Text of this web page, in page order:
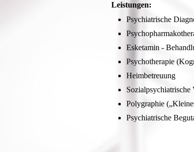
Leistungen:
Psychiatrische
Esketamin -
Psychotherapie
Heimbetreuung
Sozialpsychiatrische
Polygraphie
Psychiatrische